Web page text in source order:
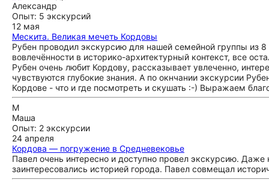
Александр
Опыт: 5 экскурсий
12 мая
Мескита. Великая мечеть Кордовы
Рубен проводил экскурсию для нашей семейной группы из
вовлечённости в историко-архитектурный контекст, все
Рубен очень любит Кордову, рассказывает увлеченно,
чувствуются глубокие знания. А по окнчании экскурсии
Кордове - что и где посмотреть и скушать :-) Выражаем
М
Маша
Опыт: 2 экскурсии
24 апреля
Кордова — погружение в Средневековье
Павел очень интересно и доступно провел экскурсию.
заинтересовались историей города. Павел совмещал